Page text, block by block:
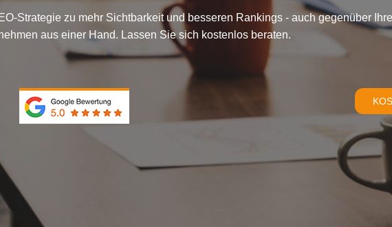
Strategie zu mehr Sichtbarkeit und besseren Rankings - auch gegenüber
aus einer Hand. Lassen Sie sich kostenlos beraten.